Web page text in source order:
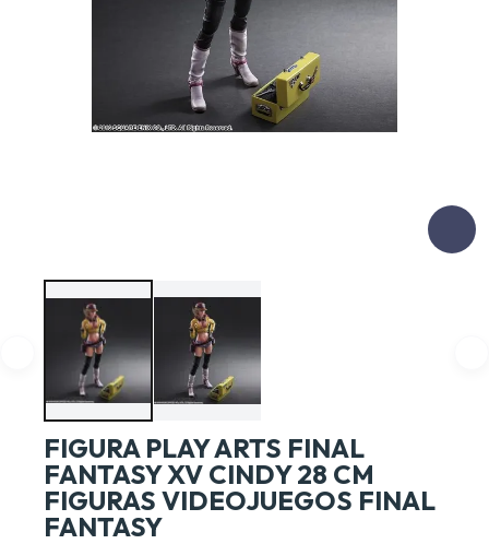
FIGURA PLAY ARTS FINAL
FANTASY XV CINDY 28 CM
FIGURAS VIDEOJUEGOS FINAL
FANTASY